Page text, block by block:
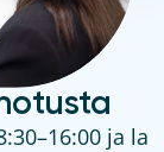
ja la